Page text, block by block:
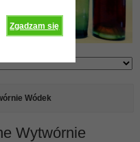
Zgadzam się
Wódek
Wytwórnie